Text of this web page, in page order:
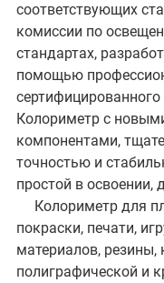
соответствующих
комиссии по
стандартах,
помощью
Колориметр с
компонентами,
точностью и
простой в освоении,
Колориметр для
покраски, печати,
материалов, резины,
полиграфической и